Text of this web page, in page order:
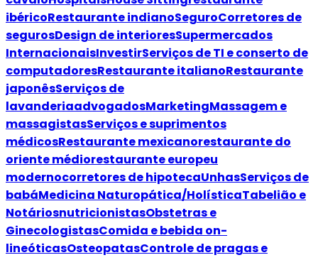
ibéricoRestaurante indianoSeguroCorretores de
segurosDesign de interioresSupermercados
InternacionaisInvestirServiços de TI e conserto de
computadoresRestaurante italianoRestaurante
japonêsServiços de
lavanderiaadvogadosMarketingMassagem e
massagistasServiços e suprimentos
médicosRestaurante mexicanorestaurante do
oriente médiorestaurante europeu
modernocorretores de hipotecaUnhasServiços de
babáMedicina Naturopática/HolísticaTabelião e
NotáriosnutricionistasObstetras e
GinecologistasComida e bebida on-
lineóticasOsteopatasControle de pragas e